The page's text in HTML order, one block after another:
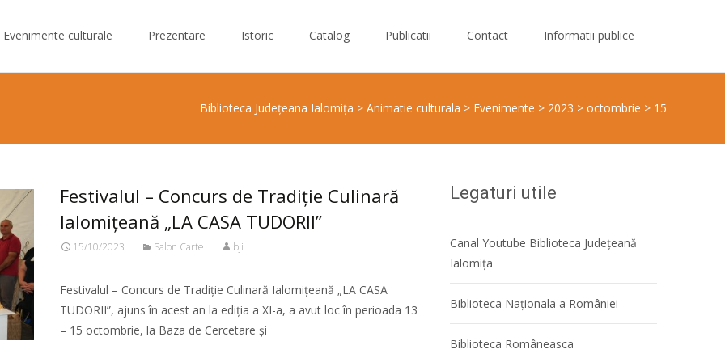
Evenimente culturale Prezentare Istoric Catalog Publicatii Contact Informatii publice
Biblioteca Judeţeana Ialomiţa > Animatie culturala > Evenimente > 2023 > octombrie > 15
Festivalul – Concurs de Tradiție Culinară
Ialomițeană „LA CASA TUDORII”
15/10/2023 Salon Carte bji
Festivalul – Concurs de Tradiție Culinară Ialomițeană „LA CASA
TUDORII”, ajuns în acest an la ediția a XI-a, a avut loc în perioada 13
– 15 octombrie, la Baza de Cercetare și
Legaturi utile
Canal Youtube Biblioteca Județeană
Ialomița
Biblioteca Naţionala a României
Biblioteca Româneasca